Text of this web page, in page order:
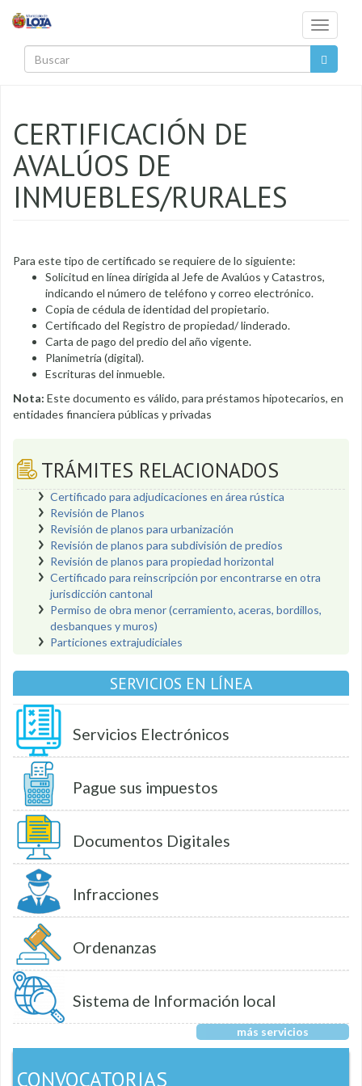
Toggle
CERTIFICACIÓN DE
AVALÚOS DE
INMUEBLES/RURALES
Para este tipo de certificado se requiere de lo siguiente:
Solicitud en línea dirigida al Jefe de Avalúos y Catastros,
indicando el número de teléfono y correo electrónico.
Copia de cédula de identidad del propietario.
Certificado del Registro de propiedad/ linderado.
Carta de pago del predio del año vigente.
Planimetría (digital).
Escrituras del inmueble.
Nota: Este documento es válido, para préstamos hipotecarios, en
entidades financiera públicas y privadas
TRÁMITES RELACIONADOS
Certificado para adjudicaciones en área rústica
Revisión de Planos
Revisión de planos para urbanización
Revisión de planos para subdivisión de predios
Revisión de planos para propiedad horizontal
Certificado para reinscripción por encontrarse en otra
jurisdicción cantonal
Permiso de obra menor (cerramiento, aceras, bordillos,
desbanques y muros)
Particiones extrajudiciales
SERVICIOS EN LÍNEA
Servicios Electrónicos
Pague sus impuestos
Documentos Digitales
Infracciones
Ordenanzas
Sistema de Información local
más servicios
CONVOCATORIAS